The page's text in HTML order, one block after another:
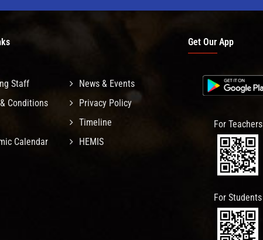
Staff
News & Events
Conditions
Privacy Policy
Timeline
Calendar
HEMIS
Get Our App
For Teachers
For Students